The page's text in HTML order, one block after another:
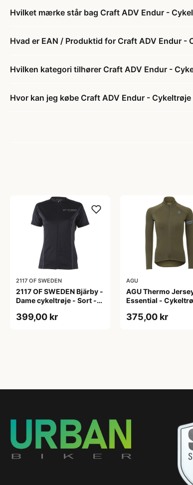
Hvilket mærke står bag Craft ADV Endur -
Hvad er EAN / Produktid for Craft ADV Endur
Hvilken kategori tilhører Craft ADV Endur -
Hvor kan jeg købe Craft ADV Endur -
2117 OF SWEDEN
2117 OF SWEDEN Bjärby -
Dame cykeltrøje - Sort -
399,00 kr
AGU
AGU Thermo
Essential -
375,00 kr